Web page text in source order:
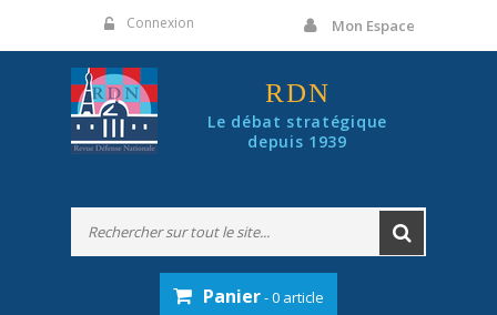
Connexion Mon Espace
RDN
Le débat stratégique
depuis 1939
Panier- 0 article